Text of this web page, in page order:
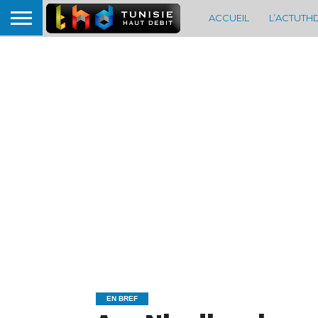
ACCUEIL
EN BREF